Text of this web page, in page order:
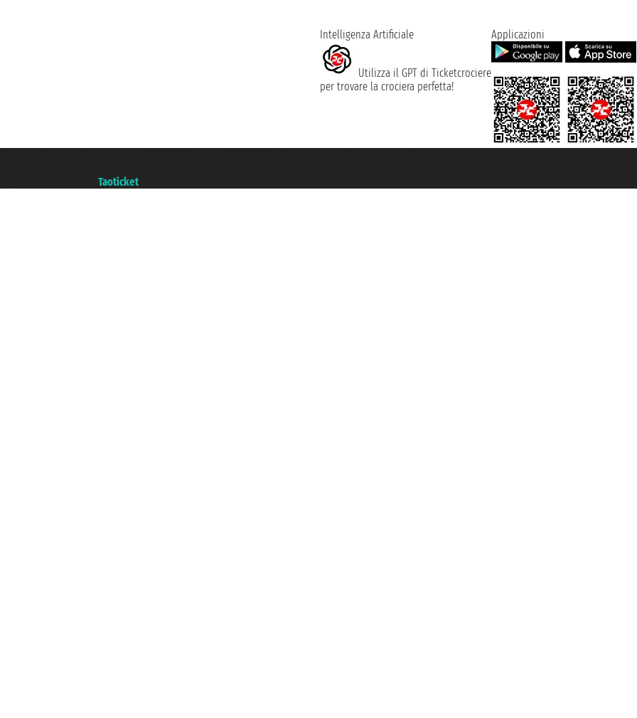
Intelligenza Artificiale
Utilizza il GPT di Ticketcrociere
per trovare la crociera perfetta!
Applicazioni
Taoticket